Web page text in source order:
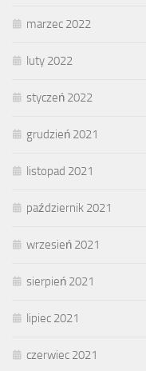
marzec 2022
luty 2022
styczeń 2022
grudzień 2021
listopad 2021
październik 2021
wrzesień 2021
sierpień 2021
lipiec 2021
czerwiec 2021